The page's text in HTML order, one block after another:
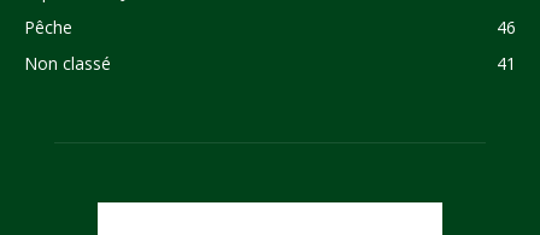
Pêche
46
Non classé
41